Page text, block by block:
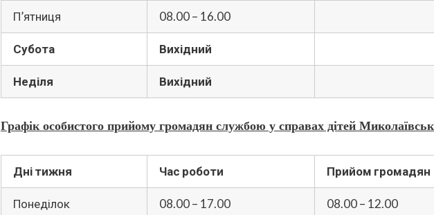
П’ятниця 08.00 – 16.00
Субота Вихідний
Неділя Вихідний
Графік особистого прийому громадян службою у справах дітей
Дні тижня Час роботи Прийом громадян
Понеділок 08.00 – 17.00 08.00 – 12.00